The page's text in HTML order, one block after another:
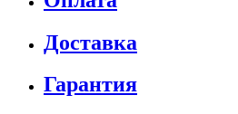
Доставка
Гарантия